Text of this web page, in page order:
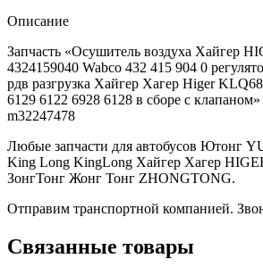
Описание
Запчасть «Осушитель воздуха Хайгер
4324159040 Wabco 432 415 904 0
рдв разгрузка Хайгер Хагер Higer
6129 6122 6928 6128 в сборе с
m32247478
Любые запчасти для автобусов Ютонг
King Long KingLong Хайгер Хагер
ЗонгТонг Жонг Тонг ZHONGTONG.
Отправим транспортной компанией.
Связанные товары